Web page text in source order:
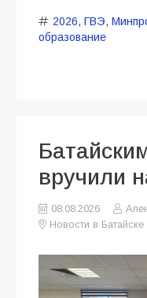
2026, ГВЭ,
образование
вручили
08.08.2026
Новости в Батайске